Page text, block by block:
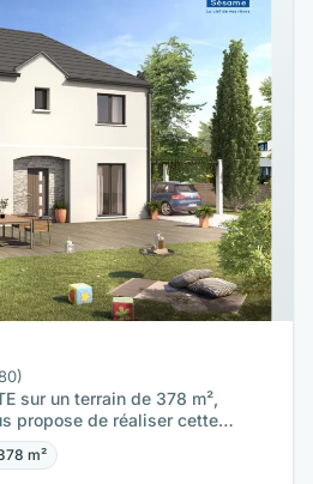
sur un terrain de 378 m²,
propose de réaliser cette
m²